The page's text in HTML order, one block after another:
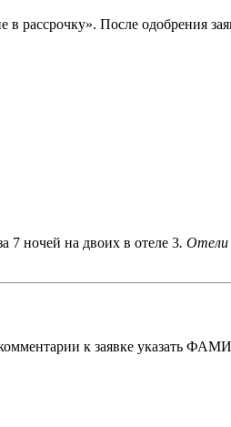
После одобрения
7 ночей на двоих в отеле 3. Отели
комментарии к заявке указать